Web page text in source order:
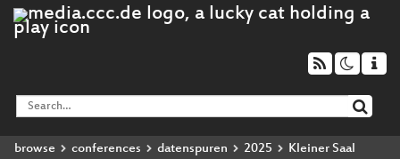
browse conferences datenspuren 2025 Kleiner Saal